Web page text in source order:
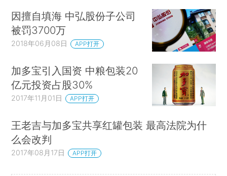
因擅自填海 中弘股份子公司
被罚3700万
2018年06月08日 APP打开
加多宝引入国资 中粮包装20
亿元投资占股30%
2017年11月01日 APP打开
王老吉与加多宝共享红罐包装 最高法院为什
么会改判
2017年08月17日 APP打开